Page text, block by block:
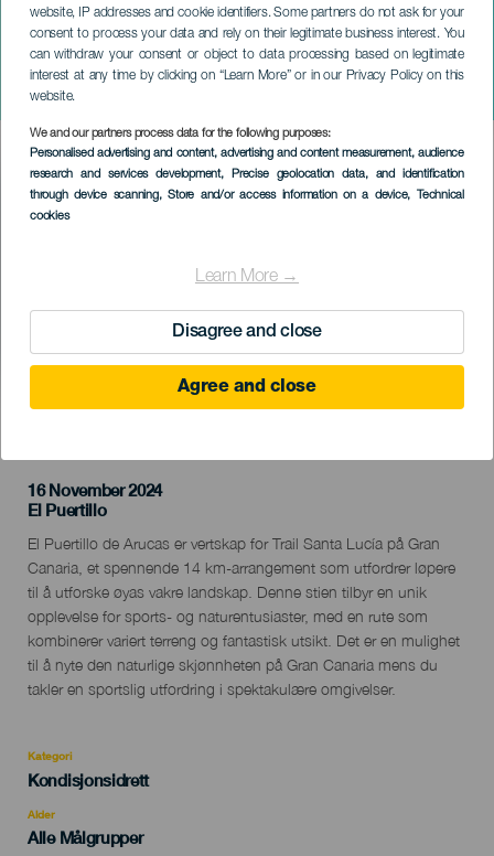
website, IP addresses and cookie identifiers. Some partners do not ask for your
consent to process your data and rely on their legitimate business interest. You
can withdraw your consent or object to data processing based on legitimate
interest at any time by clicking on “Learn More” or in our Privacy Policy on this
website.
We and our partners process data for the following purposes:
Personalised advertising and content, advertising and content measurement, audience
research and services development, Precise geolocation data, and identification
through device scanning, Store and/or access information on a device, Technical
cookies
Learn More →
Disagree and close
Agree and close
Trail Santa Lucía
GRAN CANARIA
Imagen
Listado
16 November 2024
Localidad
El Puertillo
Descripción
del
evento
El Puertillo de Arucas er vertskap for Trail Santa Lucía på Gran
Canaria, et spennende 14 km-arrangement som utfordrer løpere
til å utforske øyas vakre landskap. Denne stien tilbyr en unik
opplevelse for sports- og naturentusiaster, med en rute som
kombinerer variert terreng og fantastisk utsikt. Det er en mulighet
til å nyte den naturlige skjønnheten på Gran Canaria mens du
takler en sportslig utfordring i spektakulære omgivelser.
Kategori
Categoría
evento
Kondisjonsidrett
Alder
Edad
Alle Målgrupper